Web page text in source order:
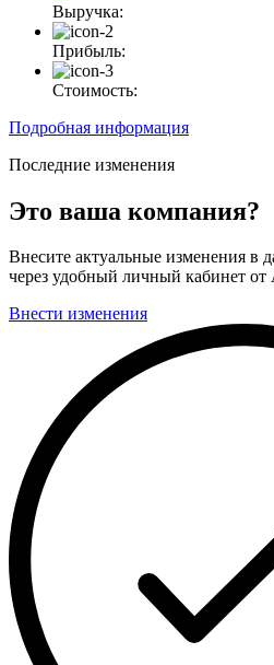
Выручка:
Прибыль:
Стоимость:
Подробная информация
Последние изменения
Это ваша компания?
Внесите актуальные изменения в
через удобный личный кабинет
Внести изменения